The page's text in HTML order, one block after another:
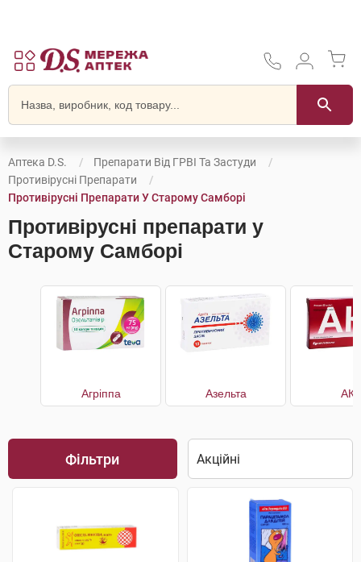
Аптека D.S.
Препарати Від ГРВІ Та Застуди
Противірусні Препарати
Противірусні Препарати У Старому Самборі
Противірусні препарати у
Старому Самборі
Агріппа Азельта АКК
Фільтри